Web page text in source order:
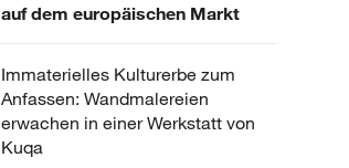
auf dem europäischen Markt
Immaterielles Kulturerbe zum
Anfassen: Wandmalereien
erwachen in einer Werkstatt von
Kuqa